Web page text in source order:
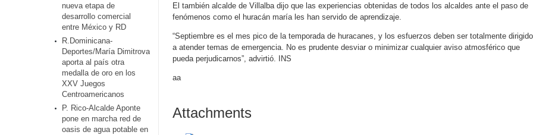
El también alcalde de Villalba dijo que las experiencias obtenidas de todos los alcaldes ante el paso de
fenómenos como el huracán maría les han servido de aprendizaje.
“Septiembre es el mes pico de la temporada de huracanes, y los esfuerzos deben ser totalmente
a atender temas de emergencia. No es prudente desviar o minimizar cualquier aviso atmosférico que
pueda perjudicarnos”, advirtió. INS
aa
Attachments
nueva etapa de
desarrollo comercial
entre México y RD
R.Dominicana-
Deportes/María Dimitrova
aporta al país otra
medalla de oro en los
XXV Juegos
Centroamericanos
P. Rico-Alcalde Aponte
pone en marcha red de
oasis de agua potable en